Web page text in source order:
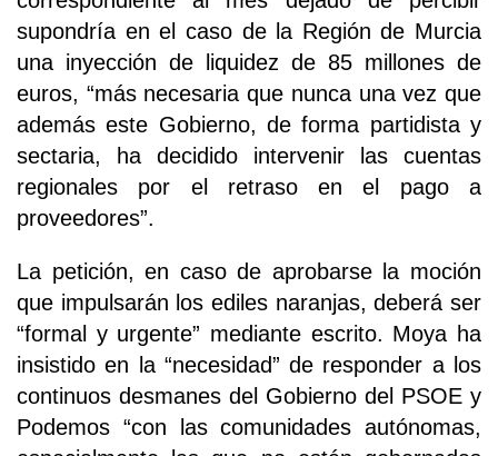
supondría en el caso de la Región de Murcia
una inyección de liquidez de 85 millones de
euros, “más necesaria que nunca una vez que
además este Gobierno, de forma partidista y
sectaria, ha decidido intervenir las cuentas
regionales por el retraso en el pago a
proveedores”.
La petición, en caso de aprobarse la moción
que impulsarán los ediles naranjas, deberá ser
“formal y urgente” mediante escrito. Moya ha
insistido en la “necesidad” de responder a los
continuos desmanes del Gobierno del PSOE y
Podemos “con las comunidades autónomas,